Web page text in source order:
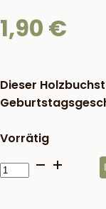
1,90 €
Dieser
Vorrätig
Buchstabenzug
bunt